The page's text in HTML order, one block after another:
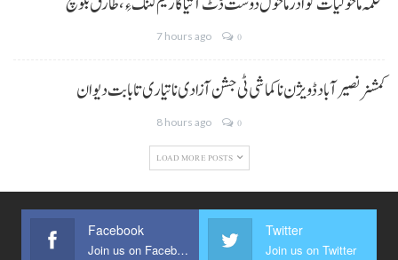
7 hours ago 0
کمشنر نصیر آباد ڈویژن نا کماشی ٹی جشن آزادی نا تیاری تا بابت دیوان
8 hours ago 0
LOAD MORE POSTS
Facebook
Join us on Facebook
Twitter
Join us on Twitter